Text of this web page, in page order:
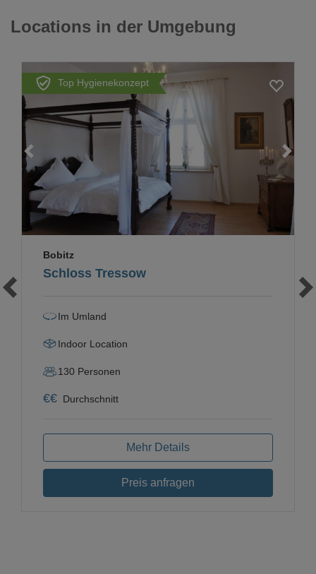
Locations in der Umgebung
Top Hygienekonzept
Schloss Tressow
Bobitz
Im Umland
Indoor Location
130 Personen
€€ Durchschnitt
Mehr Details
Preis anfragen